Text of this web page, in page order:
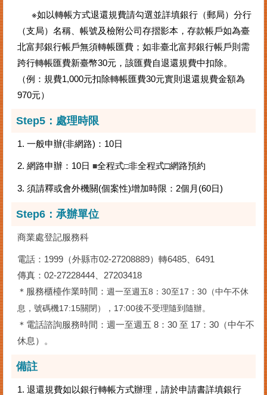
※如以轉帳方式退還規費請勾選並詳填銀行（郵局）分行
（支局）名稱、帳號及檢附公司存摺影本，存款帳戶如為臺
北富邦銀行帳戶無須轉帳匯費；如非臺北富邦銀行帳戶則需
跨行轉帳匯費新臺幣30元，該匯費自退還規費中扣除。
（例：規費1,000元扣除轉帳匯費30元實則退還規費金額為
970元）
Step5：處理時限
1. 一般申辦(非網路)：10日
2. 網路申辦：10日 ■全程式□非全程式□網路預約
3. 須請釋或會外機關(個案性)增加時限：2個月(60日)
Step6：承辦單位
商業處登記服務科
電話：1999（外縣市02-27208889）轉6485、6491
傳真：02-27228444、27203418
＊服務櫃檯作業時間： 週一至週五8：30至17：30（中午不休
息，號碼機17:15關閉），17:00後不受理隨到隨辦。
＊電話諮詢服務時間：週一至週五 8：30 至 17：30（中午不
休息）。
備註
1. 退還規費如以銀行轉帳方式辦理，請於申請書詳填銀行